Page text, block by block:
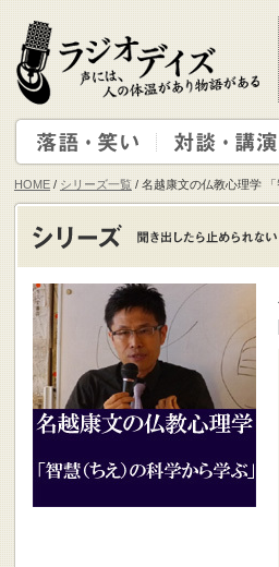
HOME / シリーズ一覧 / 名越康文の仏教心理学 「